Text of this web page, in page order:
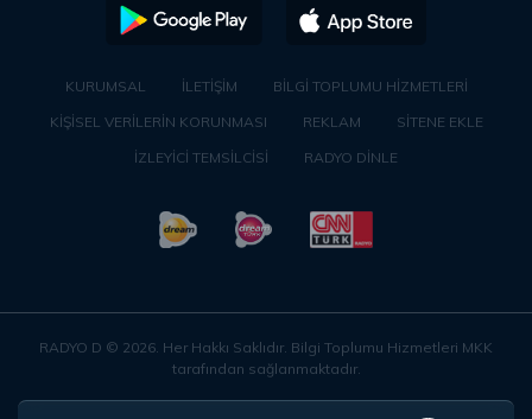
KURUMSAL İLETİŞİM
BİLGİ TOPLUMU HİZMETLERİ
KİŞİSEL VERİLERİN KORUNMASI
REKLAM
SİTENE EKLE
İZLEYİCİ TEMSİLCİSİ
RADYO DİNLE
RADYO D © 2026 . Her Hakkı Saklıdır. Bilgi Toplumu Hizmetleri MKK
tarafından sağlanmaktadır.